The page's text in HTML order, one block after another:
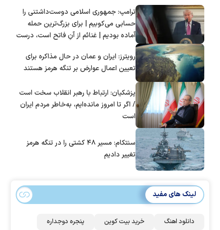
ترامپ: جمهوری اسلامی دوست‌داشتنی را
حسابی می‌کوبیم | برای بزرگ‌ترین حمله
آماده بودیم | غنائم از آنِ فاتح است، درست
رویترز: ایران و عمان در حال مذاکره برای
تعیین اعمال عوارض بر تنگه هرمز هستند
پزشکیان: ارتباط با رهبر انقلاب سخت است
/ اگر تا امروز مانده‌ایم، به‌خاطر مردم ایران
است
سنتکام: مسیر ۴۸ کشتی را در تنگه هرمز
تغییر دادیم
لینک های مفید
دانلود اهنگ خرید بیت کوین پنجره دوجداره